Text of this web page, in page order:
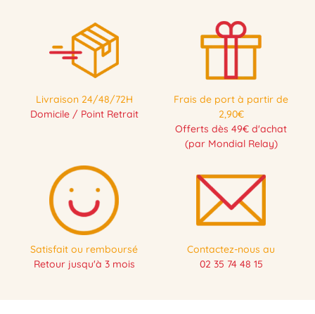
Livraison 24/48/72H
Domicile / Point Retrait
Frais de port à partir de
2,90€
Offerts dès 49€ d'achat
(par Mondial Relay)
Satisfait ou remboursé
Retour jusqu'à 3 mois
Contactez-nous au
02 35 74 48 15